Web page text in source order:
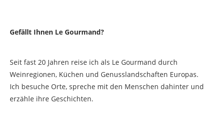
Gefällt Ihnen Le Gourmand?
Seit fast 20 Jahren reise ich als Le Gourmand durch
Weinregionen, Küchen und Genusslandschaften Europas.
Ich besuche Orte, spreche mit den Menschen dahinter und
erzähle ihre Geschichten.